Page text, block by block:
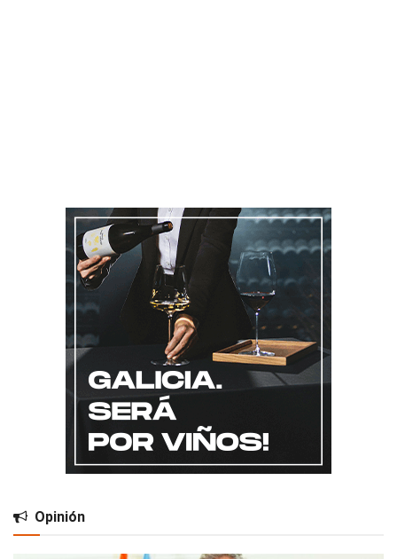
Opinión